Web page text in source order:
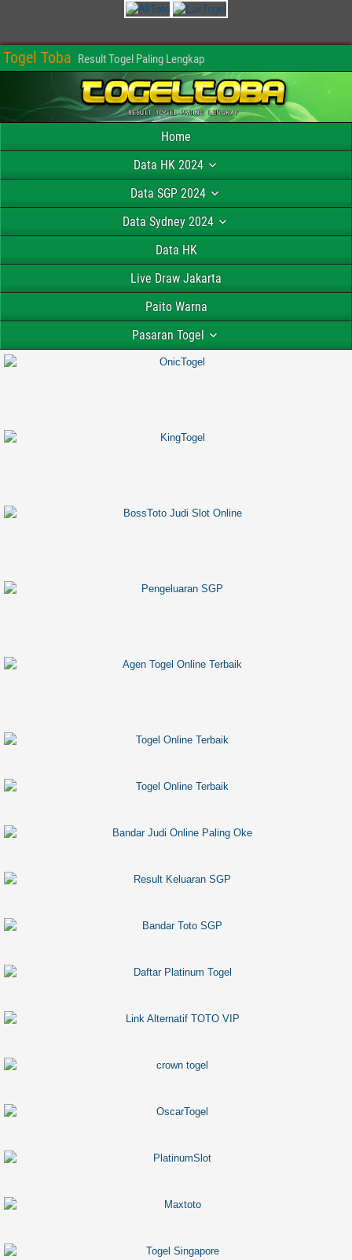
Togel Toba Result Togel Paling Lengkap
Home
Data HK 2024
Data SGP 2024
Data Sydney 2024
Data HK
Live Draw Jakarta
Paito Warna
Pasaran Togel